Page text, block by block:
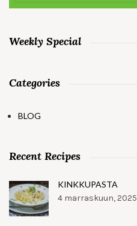
Weekly Special
Categories
BLOG
Recent Recipes
KINKKUPASTA
4 marraskuun, 2025